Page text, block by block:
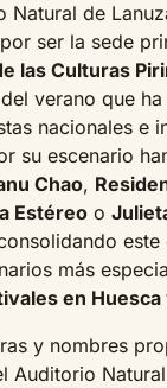
Natural de
ser la sede
las Culturas
verano que
nacionales e
su escenario
Chao,
Estéreoo
más
en Huesca
y nombres
Auditorio